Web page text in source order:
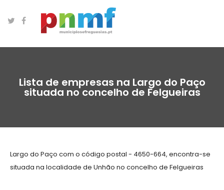
Lista de empresas na Largo do Paço
situada no concelho de Felgueiras
Largo do Paço com o código postal - 4650-664, encontra-se
situada na localidade de Unhão no concelho de Felgueiras